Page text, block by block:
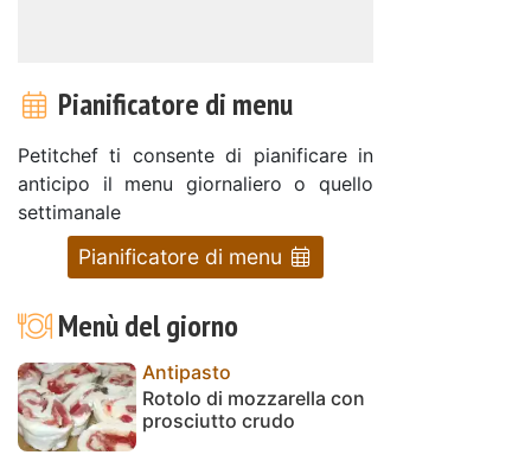
Pianificatore di menu
Petitchef ti consente di pianificare in
anticipo il menu giornaliero o quello
settimanale
Pianificatore di menu
Menù del giorno
Antipasto
Rotolo di mozzarella con
prosciutto crudo